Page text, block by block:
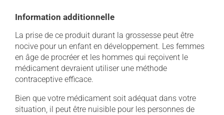
Information additionnelle
La prise de ce produit durant la grossesse peut être
nocive pour un enfant en développement. Les femmes
en âge de procréer et les hommes qui reçoivent le
médicament devraient utiliser une méthode
contraceptive efficace.
Bien que votre médicament soit adéquat dans votre
situation, il peut être nuisible pour les personnes de